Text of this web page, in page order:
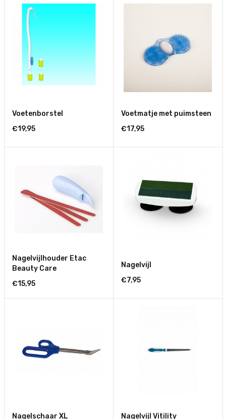
Voetenborstel
€19,95
Voetmatje met puimsteen
€17,95
Nagelvijlhouder Etac
Beauty Care
€15,95
Nagelvijl
€7,95
Nagelschaar XL Nagelvijl Vitility